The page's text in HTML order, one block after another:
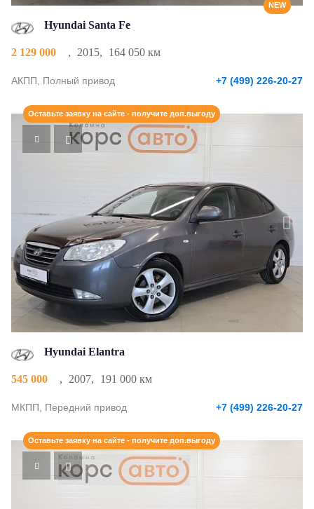
NEW
Hyundai Santa Fe
2 129 000 , 2015, 164 050 км
АКПП, Полный привод +7 (499) 226-20-27
Оставьте заявку на сайте - получите доп.выгоду
Hyundai Elantra
545 000 , 2007, 191 000 км
МКПП, Передний привод +7 (499) 226-20-27
Оставьте заявку на сайте - получите доп.выгоду